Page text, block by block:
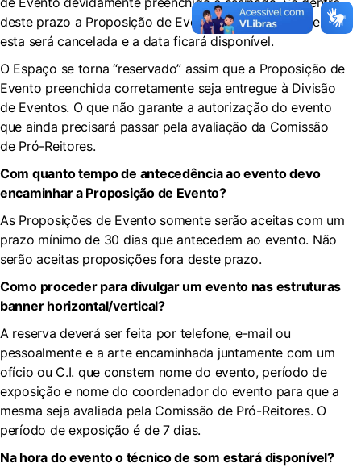
deste prazo a Proposição de Evento não for entregue
esta será cancelada e a data ficará disponível.
O Espaço se torna “reservado” assim que a Proposição de
Evento preenchida corretamente seja entregue à Divisão
de Eventos. O que não garante a autorização do evento
que ainda precisará passar pela avaliação da Comissão
de Pró-Reitores.
Com quanto tempo de antecedência ao evento devo
encaminhar a Proposição de Evento?
As Proposições de Evento somente serão aceitas com um
prazo mínimo de 30 dias que antecedem ao evento. Não
serão aceitas proposições fora deste prazo.
Como proceder para divulgar um evento nas estruturas
banner horizontal/vertical?
A reserva deverá ser feita por telefone, e-mail ou
pessoalmente e a arte encaminhada juntamente com um
ofício ou C.I. que constem nome do evento, período de
exposição e nome do coordenador do evento para que a
mesma seja avaliada pela Comissão de Pró-Reitores. O
período de exposição é de 7 dias.
Na hora do evento o técnico de som estará disponível?